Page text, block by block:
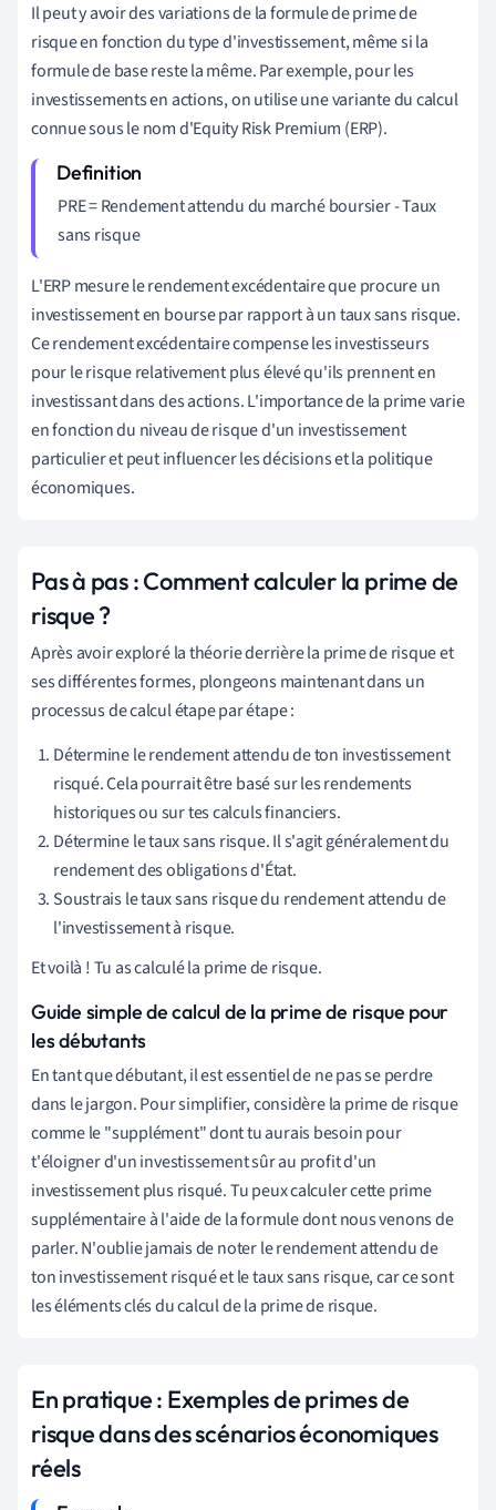
Il peut y avoir des variations de la formule de prime de
risque en fonction du type d'investissement, même si la
formule de base reste la même. Par exemple, pour les
investissements en actions, on utilise une variante du calcul
connue sous le nom d'Equity Risk Premium (ERP).
PRE = Rendement attendu du marché boursier - Taux
sans risque
L'ERP mesure le rendement excédentaire que procure un
investissement en bourse par rapport à un taux sans risque.
Ce rendement excédentaire compense les investisseurs
pour le risque relativement plus élevé qu'ils prennent en
investissant dans des actions. L'importance de la prime varie
en fonction du niveau de risque d'un investissement
particulier et peut influencer les décisions et la politique
économiques.
Pas à pas : Comment calculer la prime de
risque ?
Après avoir exploré la théorie derrière la prime de risque et
ses différentes formes, plongeons maintenant dans un
processus de calcul étape par étape :
Détermine le rendement attendu de ton investissement
risqué. Cela pourrait être basé sur les rendements
historiques ou sur tes calculs financiers.
Détermine le taux sans risque. Il s'agit généralement du
rendement des obligations d'État.
Soustrais le taux sans risque du rendement attendu de
l'investissement à risque.
Et voilà ! Tu as calculé la prime de risque.
Guide simple de calcul de la prime de risque pour
les débutants
En tant que débutant, il est essentiel de ne pas se perdre
dans le jargon. Pour simplifier, considère la prime de risque
comme le "supplément" dont tu aurais besoin pour
t'éloigner d'un investissement sûr au profit d'un
investissement plus risqué. Tu peux calculer cette prime
supplémentaire à l'aide de la formule dont nous venons de
parler. N'oublie jamais de noter le rendement attendu de
ton investissement risqué et le taux sans risque, car ce sont
les éléments clés du calcul de la prime de risque.
En pratique : Exemples de primes de
risque dans des scénarios économiques
réels